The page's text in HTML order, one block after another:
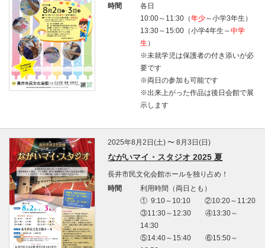
時間
各日
10:00～11:30（年少～小学3年生）
13:30～15:00（小学4年生～中学
生 ）
※未就学児は保護者の付き添いが必
要です
※両日の参加も可能です
※出来上がった作品は後日会館で展
示します
2025年8月2日(土) 〜 8月3日(日)
ながいマイ・スタジオ 2025 夏
長井市民文化会館ホールを独り占め！
時間
利用時間（両日とも）
① 9:10～10:10 ②10:20～11:20
③11:30～12:30 ④13:30～
14:30
⑤14:40～15:40 ⑥15:50～